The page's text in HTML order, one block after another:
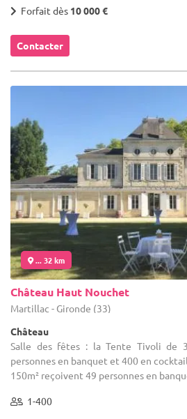
Forfait dès 10 000 €
Contacter
... 32 km
Château Haut Nouchet
Martillac - Gironde (33)
Château
Salle des fêtes : la Tente Tivoli de
personnes en banquet et 400 en
150m² reçoivent 49 personnes en
1-400